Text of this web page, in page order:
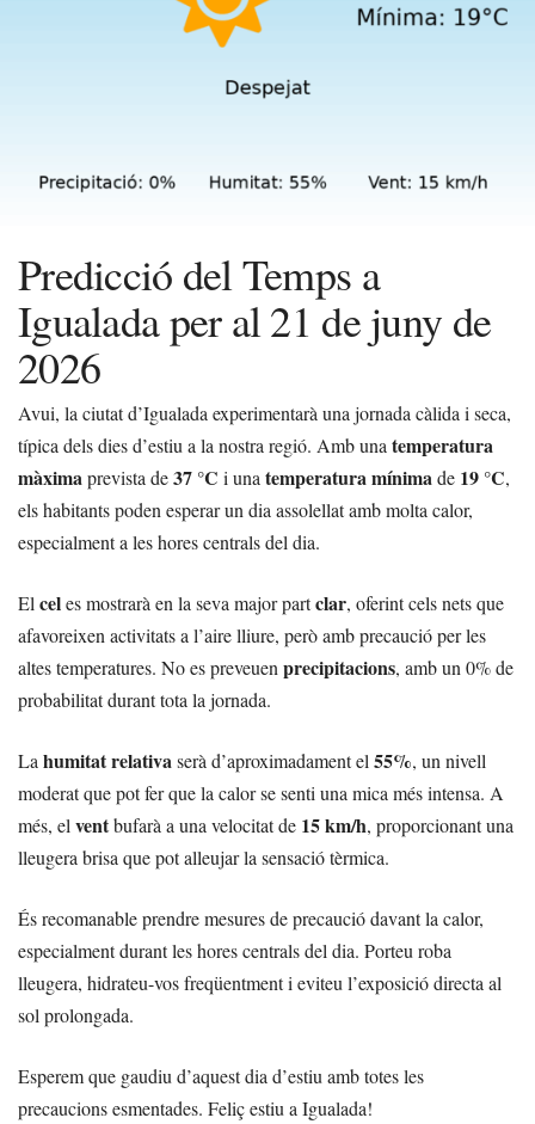
Predicció del Temps a
Igualada per al 21 de juny de
2026
Avui, la ciutat d’Igualada experimentarà una jornada càlida i seca,
típica dels dies d’estiu a la nostra regió. Amb unatemperatura
màximaprevista de37 °C i unatemperatura mínimade 19 °C,
els habitants poden esperar un dia assolellat amb molta calor,
especialment a les hores centrals del dia.
Elceles mostrarà en la seva major partclar, oferint cels nets que
afavoreixen activitats a l’aire lliure, però amb precaució per les
altes temperatures. No es preveuenprecipitacions, amb un 0% de
probabilitat durant tota la jornada.
Lahumitat relativaserà d’aproximadament el55%, un nivell
moderat que pot fer que la calor se senti una mica més intensa. A
més, elventbufarà a una velocitat de 15 km/h, proporcionant una
lleugera brisa que pot alleujar la sensació tèrmica.
És recomanable prendre mesures de precaució davant la calor,
especialment durant les hores centrals del dia. Porteu roba
lleugera, hidrateu-vos freqüentment i eviteu l’exposició directa al
sol prolongada.
Esperem que gaudiu d’aquest dia d’estiu amb totes les
precaucions esmentades. Feliç estiu a Igualada!